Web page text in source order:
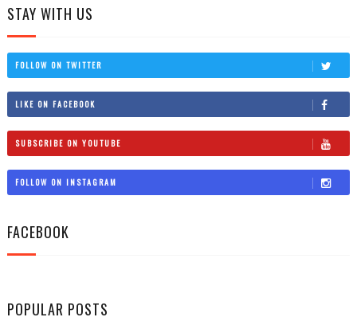
STAY WITH US
FOLLOW ON TWITTER
LIKE ON FACEBOOK
SUBSCRIBE ON YOUTUBE
FOLLOW ON INSTAGRAM
FACEBOOK
POPULAR POSTS